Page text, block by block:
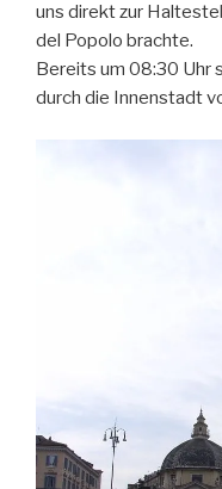
uns direkt zur
del Popolo brachte.
Bereits um 08:30 Uhr
durch die Innenstadt